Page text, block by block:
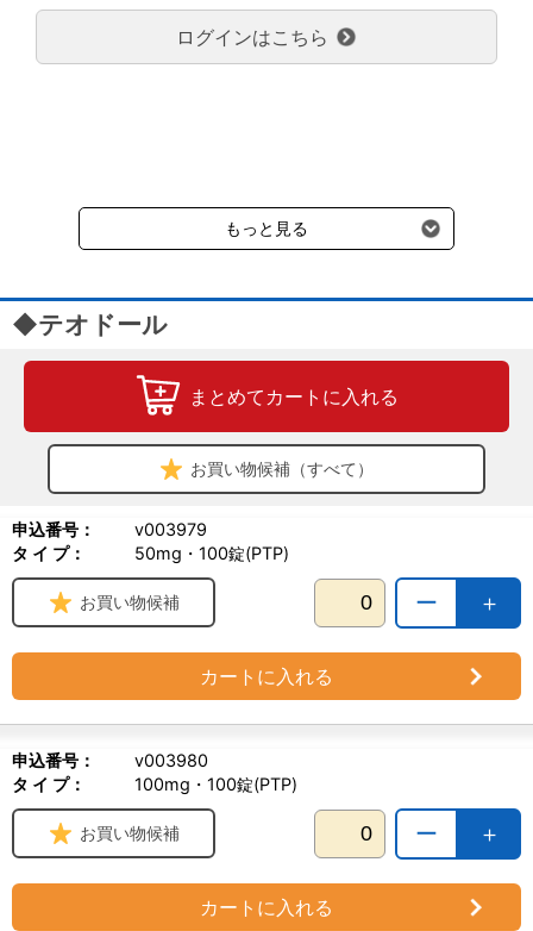
のみで新たな送料は発生しません。
大型商品送料が必要な商品をご注文の場合は、大型商品送料のみご
負担頂きます。
受けます。
ログインはこちら
もっと見る
◆テオドール
まとめてカートに入れる
お買い物候補（すべて）
申込番号：
v003979
タ イ プ：
50mg・100錠(PTP)
＋
ー
お買い物候補
カートに入れる
申込番号：
v003980
タ イ プ：
100mg・100錠(PTP)
＋
ー
お買い物候補
カートに入れる